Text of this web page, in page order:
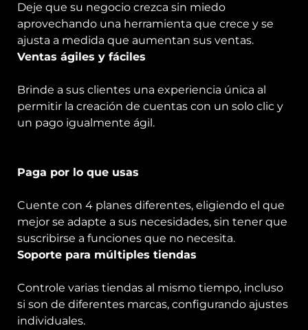
Deje que su negocio crezca sin miedo
aprovechando una herramienta que crece y se
ajusta a medida que aumentan sus ventas.
Ventas ágiles y fáciles
Brinde a sus clientes una experiencia única al
permitir la creación de cuentas con un solo clic y
un pago igualmente ágil.
Paga por lo que usas
Cuente con 4 planes diferentes, eligiendo el que
mejor se adapte a sus necesidades, sin tener que
suscribirse a funciones que no necesita.
Soporte para múltiples tiendas
Controle varias tiendas al mismo tiempo, incluso
si son de diferentes marcas, configurando ajustes
individuales.